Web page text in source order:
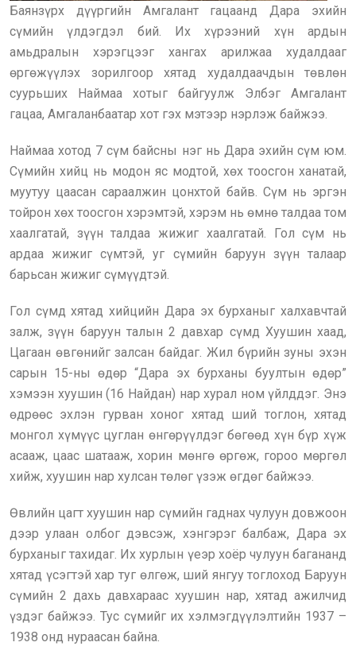
Баянзүрх дүүргийн Амгалант гацаанд Дара эхийн
сүмийн үлдэгдэл бий. Их хүрээний хүн ардын
амьдралын хэрэгцээг хангах арилжаа худалдааг
өргөжүүлэх зорилгоор хятад худалдаачдын төвлөн
суурьших Наймаа хотыг байгуулж Элбэг Амгалант
гацаа, Амгаланбаатар хот гэх мэтээр нэрлэж байжээ.
Наймаа хотод 7 сүм байсны нэг нь Дара эхийн сүм юм.
Сүмийн хийц нь модон яс модтой, хөх тоосгон ханатай,
муутуу цаасан сараалжин цонхтой байв. Сүм нь эргэн
тойрон хөх тоосгон хэрэмтэй, хэрэм нь өмнө талдаа том
хаалгатай, зүүн талдаа жижиг хаалгатай. Гол сүм нь
ардаа жижиг сүмтэй, уг сүмийн баруун зүүн талаар
барьсан жижиг сүмүүдтэй.
Гол сүмд хятад хийцийн Дара эх бурханыг халхавчтай
залж, зүүн баруун талын 2 давхар сүмд Хуушин хаад,
Цагаан өвгөнийг залсан байдаг. Жил бүрийн зуны эхэн
сарын 15-ны өдөр “Дара эх бурханы буултын өдөр”
хэмээн хуушин (16 Найдан) нар хурал ном үйлддэг. Энэ
өдрөөс эхлэн гурван хоног хятад ший тоглон, хятад
монгол хүмүүс цуглан өнгөрүүлдэг бөгөөд хүн бүр хүж
асааж, цаас шатааж, хорин мөнгө өргөж, гороо мөргөл
хийж, хуушин нар хулсан төлөг үзэж өгдөг байжээ.
Өвлийн цагт хуушин нар сүмийн гаднах чулуун довжоон
дээр улаан олбог дэвсэж, хэнгэрэг балбаж, Дара эх
бурханыг тахидаг. Их хурлын үеэр хоёр чулуун багананд
хятад үсэгтэй хар туг өлгөж, ший янгуу тоглоход Баруун
сүмийн 2 дахь давхараас хуушин нар, хятад ажилчид
үздэг байжээ. Тус сүмийг их хэлмэгдүүлэлтийн 1937 –
1938 онд нураасан байна.